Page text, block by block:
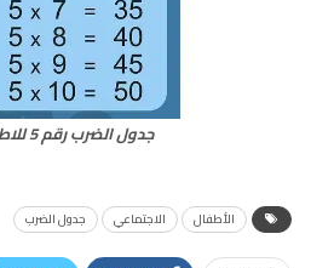
جدول الضرب رقم 5 للاطفال
الأطفال الاجتماعي جدول الضرب